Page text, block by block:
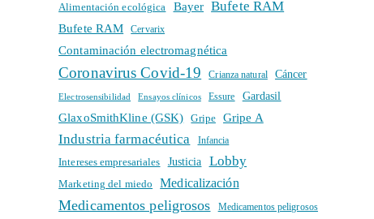
Alimentación ecológica Bayer Bufete RAM
Bufete RAM Cervarix
Contaminación electromagnética
Coronavirus Covid-19 Crianza natural Cáncer
Electrosensibilidad Ensayos clínicos Essure Gardasil
GlaxoSmithKline (GSK) Gripe Gripe A
Industria farmacéutica Infancia
Intereses empresariales Justicia Lobby
Marketing del miedo Medicalización
Medicamentos peligrosos Medicamentos peligrosos